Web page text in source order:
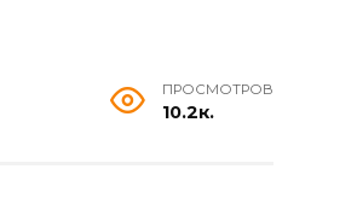
ПРОСМОТРОВ
10.2к.